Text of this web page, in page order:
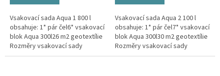
Vsakovací sada Aqua 1 800 l
obsahuje: 1* pár čel6* vsakovací
blok Aqua 300l26 m2 geotextílie
Rozměry vsakovací sady
720x80x52 cm Nosnost bloků až
Vsakovací sada Aqua 2 100 l
obsahuje: 1* pár čel7* vsakovací
blok Aqua 300l30 m2 geotextílie
Rozměry vsakovací sady
840x80x52 cm Nosnost bloků až